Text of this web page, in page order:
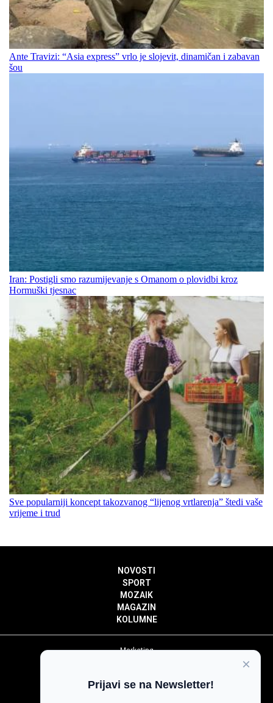
Ante Travizi: “Asia express” vrlo je slojevit, dinamičan i zabavan
šou
Iran: Postigli smo razumijevanje s Omanom o plovidbi kroz
Hormuški tjesnac
Sve popularniji koncept takozvanog “lijenog vrtlarenja” štedi vaše
vrijeme i trud
NOVOSTI
SPORT
MOZAIK
MAGAZIN
KOLUMNE
Marketing
Impressum
×
Prijavi se na Newsletter!